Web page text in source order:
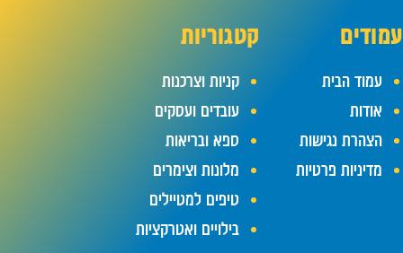
עמודים
עמוד הבית
אודות
הצהרת נגישות
מדיניות פרטיות
קטגוריות
קניות וצרכנות
עובדים ועסקים
ספא ובריאות
מלונות וצימרים
טיפים למטיילים
בילויים ואטרקציות